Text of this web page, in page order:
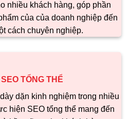
nhiều khách hàng, góp phần
của của doanh nghiệp đến
cách chuyên nghiệp.
TỔNG THỂ
dặn kinh nghiệm trong nhiều
hiện SEO tổng thể mang đến